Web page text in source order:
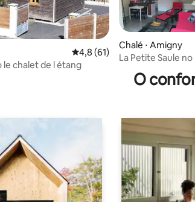
4,8 de uma avaliação média
4,8 (61)
le chalet de l étang
Chalé ⋅ Amigny
La Petite Saule
O